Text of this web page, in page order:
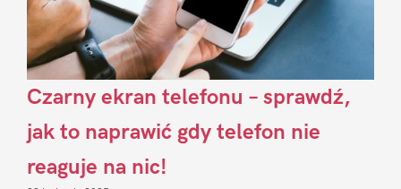
Czarny ekran telefonu – sprawdź,
jak to naprawić gdy telefon nie
reaguje na nic!